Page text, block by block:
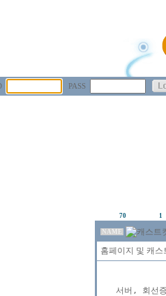
PASS
70 1
NAME
홈페이지 및 캐
서버, 회선